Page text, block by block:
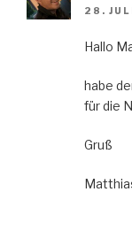
28.
Hallo
habe
für die
Gruß